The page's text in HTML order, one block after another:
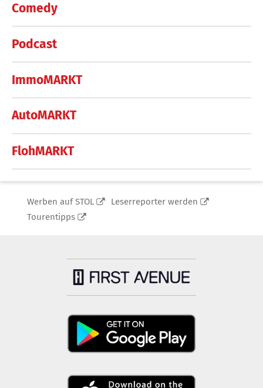
Comedy
Podcast
ImmoMARKT
AutoMARKT
FlohMARKT
Werben auf STOL
Leserreporter werden
Tourentipps